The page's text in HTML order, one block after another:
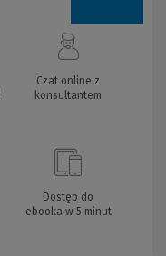
Czat online z
konsultantem
Dostęp do
ebooka w 5 minut